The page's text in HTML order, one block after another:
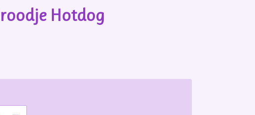
Hotdog